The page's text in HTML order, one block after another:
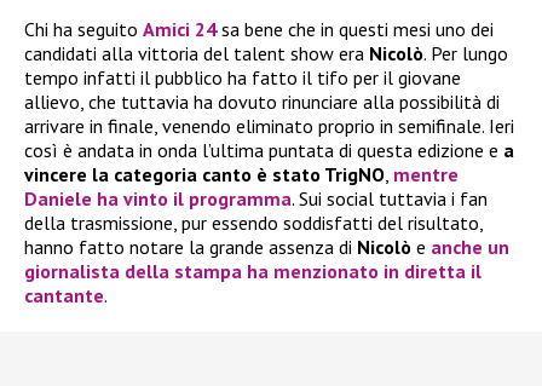
Chi ha seguito Amici 24sa bene che in questi mesi uno dei
candidati alla vittoria del talent show era Nicolò. Per lungo
tempo infatti il pubblico ha fatto il tifo per il giovane
allievo, che tuttavia ha dovuto rinunciare alla possibilità di
arrivare in finale, venendo eliminato proprio in semifinale. Ieri
così è andata in onda l’ultima puntata di questa edizione e a
vincere la categoria canto è stato TrigNO, mentre
Daniele ha vinto il programma. Sui social tuttavia i fan
della trasmissione, pur essendo soddisfatti del risultato,
hanno fatto notare la grande assenza di Nicolò e anche un
giornalista della stampa ha menzionato in diretta il
cantante.